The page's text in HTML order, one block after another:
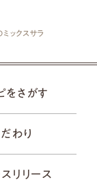
ックスサラ
をさがす
わり
リリース